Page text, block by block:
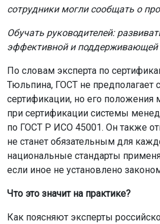
сотрудники могли сообщать о
Обучать руководителей:
эффективной и поддерживающей
По словам эксперта по
Тюльпина, ГОСТ не предполагает
сертификации, но его положения
при сертификации системы
по ГОСТ Р ИСО 45001. Он также
не станет обязательным для
национальные стандарты
если иное не установлено
Что это значит на практике?
Как поясняют эксперты